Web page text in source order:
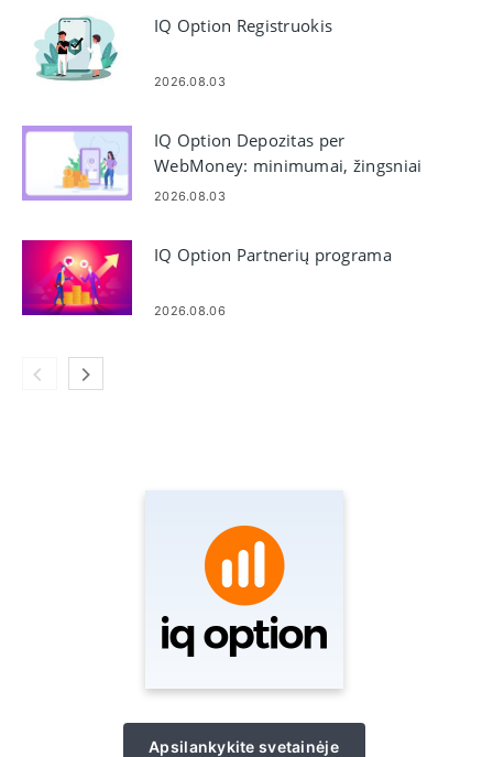
IQ Option Registruokis
2026.08.03
IQ Option Depozitas per
WebMoney: minimumai, žingsniai
ir laikas
2026.08.03
IQ Option Partnerių programa
2026.08.06
Apsilankykite svetainėje